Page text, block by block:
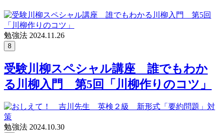
勉強法 2024.11.26
8
受験川柳スペシャル講座 誰でもわか
る川柳入門 第5回「川柳作りのコツ」
勉強法 2024.10.30